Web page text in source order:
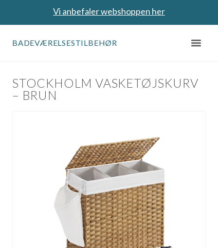
Vi anbefaler webshoppen her
BADEVÆRELSESTILBEHØR
STOCKHOLM VASKETØJSKURV
– BRUN